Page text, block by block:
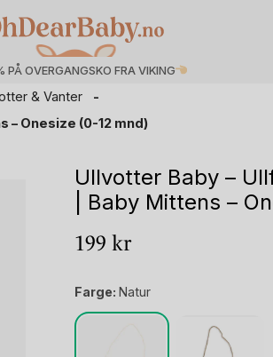
PÅ OVERGANGSKO FRA VIKING
& Vanter
– Onesize (0-12 mnd)
Ullvotter Baby –
| Baby Mittens –
199 kr
Farge: Natur